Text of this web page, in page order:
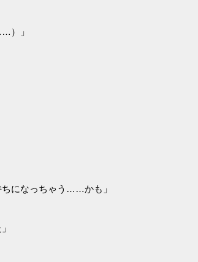
）」
になっちゃう……かも」